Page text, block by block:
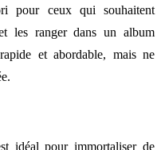
pour ceux qui souhaitent
les ranger dans un album
et abordable, mais ne
idéal pour immortaliser de